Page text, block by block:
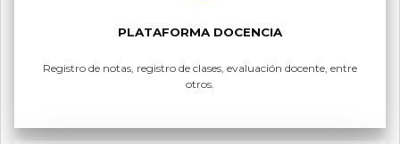
PLATAFORMA DOCENCIA
Registro de notas, registro de clases, evaluación docente, entre
otros.